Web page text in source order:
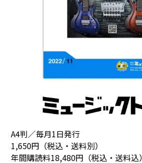
A4判／毎月1日発行
1,650円（税込・送料別）
年間購読料18,480円（税込・送料込）